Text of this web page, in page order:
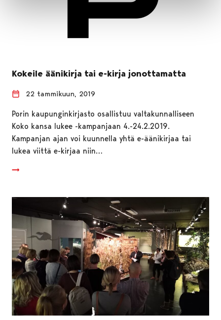
Kokeile äänikirja tai e-kirja jonottamatta
22 tammikuun, 2019
Porin kaupunginkirjasto osallistuu valtakunnalliseen
Koko kansa lukee -kampanjaan 4.-24.2.2019.
Kampanjan ajan voi kuunnella yhtä e-äänikirjaa tai
lukea viittä e-kirjaa niin…